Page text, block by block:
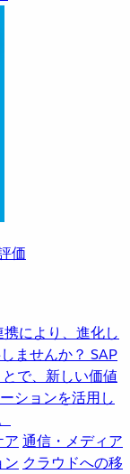
価
により、進化し
ませんか？ SAP
で、新しい価値
ションを活用し
ア 通信・メディア
ン クラウドへの移